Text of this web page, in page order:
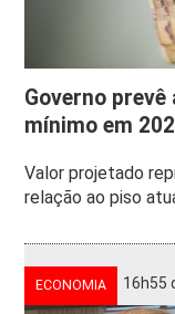
Governo
mínimo em
Valor projetado
relação ao piso
ECONOMIA 16h55